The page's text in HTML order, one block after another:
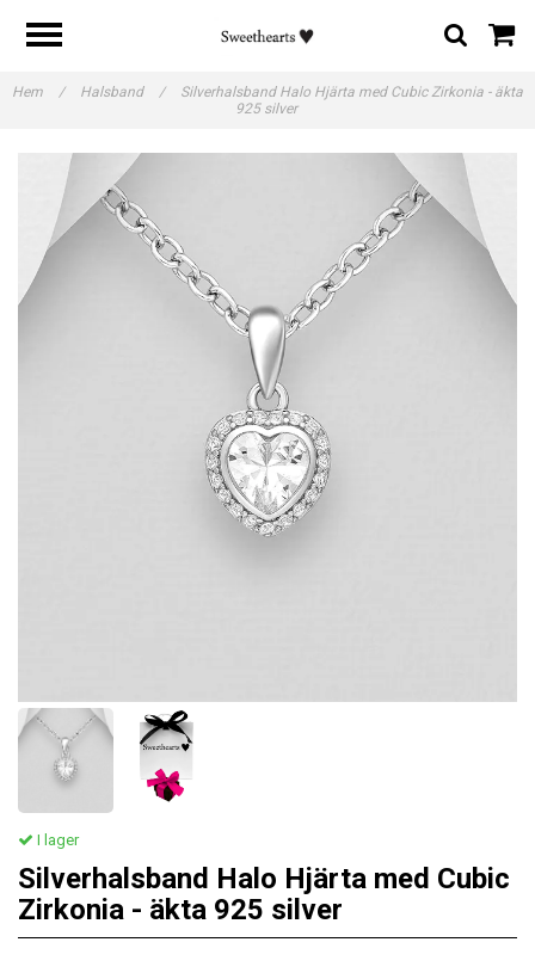
Hem / Halsband /
Silverhalsband Halo Hjärta med Cubic Zirkonia - äkta
925 silver
I lager
Silverhalsband Halo Hjärta med Cubic
Zirkonia - äkta 925 silver